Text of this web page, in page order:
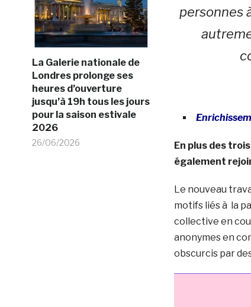
La Galerie nationale de
Londres prolonge ses
heures d’ouverture
jusqu’à 19h tous les jours
pour la saison estivale
2026
26/06/2026
personnes
En plus des
également
Le nouveau
motifs liés à la
collective en
anonymes en
obscurcis par